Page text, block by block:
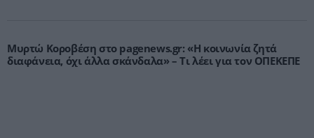
Μυρτώ Κοροβέση στο pagenews.gr: «Η κοινωνία ζητά
διαφάνεια, όχι άλλα σκάνδαλα» – Τι λέει για τον ΟΠΕΚΕΠΕ